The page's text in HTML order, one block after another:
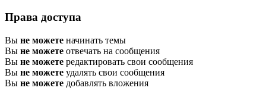
Права доступа
Вы не можете начинать темы
Вы не можете отвечать на сообщения
Вы не можете редактировать свои сообщения
Вы не можете удалять свои сообщения
Вы не можете добавлять вложения